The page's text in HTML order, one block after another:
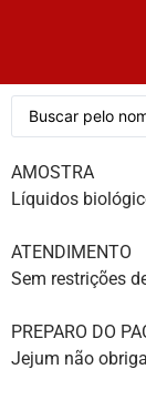
AMOSTRA
Líquidos
ATENDIMENTO
Sem restrições
PREPARO DO
Jejum não